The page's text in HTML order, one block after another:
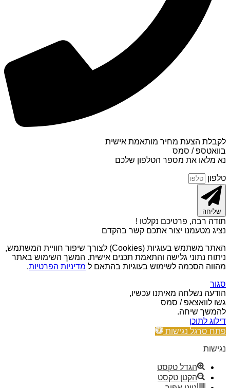
לקבלת הצעת מחיר מותאמת אישית
בוואטספ / סמס
נא מלאו את מספר הטלפון שלכם
טלפון
שליחה
תודה רבה, פרטיכם נקלטו !
נציג מטעמנו יצור אתכם קשר בהקדם
האתר משתמש בעוגיות (Cookies) לצורך שיפור חוויית המשתמש,
ניתוח נתוני גלישה והתאמת תכנים אישית. המשך השימוש באתר
מהווה הסכמה לשימוש בעוגיות בהתאם ל מדיניות הפרטיות.
סגור
הודעה נשלחה מאיתנו עכשיו,
גשו לוואצאפ / סמס
להמשך שיחה.
דילוג לתוכן
פתח סרגל נגישות
נגישות
הגדל טקסט
הקטן טקסט